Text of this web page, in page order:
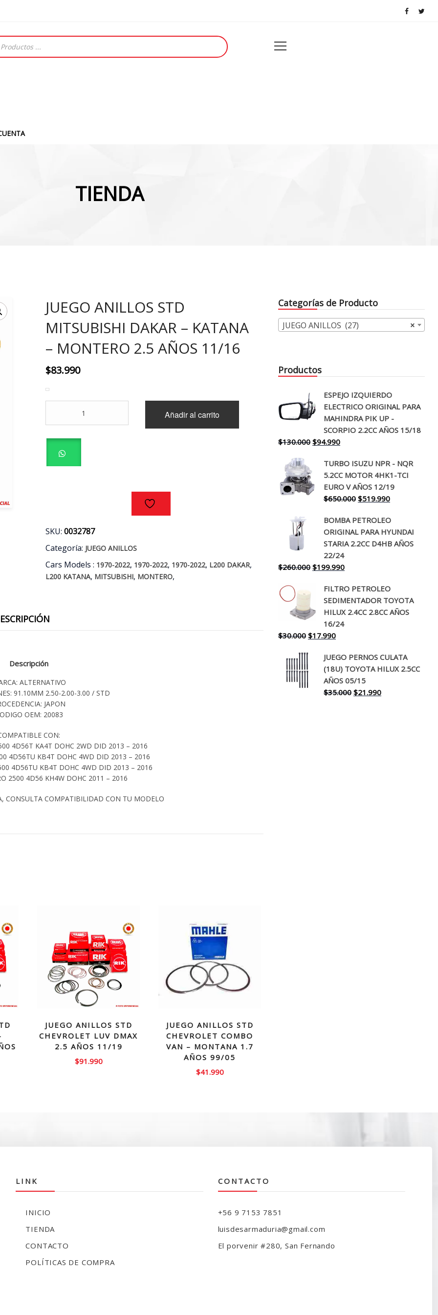
TIENDA
JUEGO ANILLOS STD
MITSUBISHI DAKAR – KATANA
– MONTERO 2.5 AÑOS 11/16
$83.990
STD
MITSUBISHI
KATANA
cantidad
Añadir al carrito
SKU:0032787
Categoría: JUEGO ANILLOS
Cars Models : 1970-2022, 1970-2022, 1970-2022, L200 DAKAR,
L200 KATANA, MITSUBISHI, MONTERO,
Descripción
ALTERNATIVO
91.10MM 2.50-2.00-3.00 / STD
JAPON
OEM: 20083
CON:
4D56T KA4T DOHC 2WD DID 2013 – 2016
4D56TU KB4T DOHC 4WD DID 2013 – 2016
4D56TU KB4T DOHC 4WD DID 2013 – 2016
2500 4D56 KH4W DOHC 2011 – 2016
CONSULTA COMPATIBILIDAD CON TU MODELO
JUEGO ANILLOS STD
CHEVROLET LUV DMAX
2.5 AÑOS 11/19
$91.990
JUEGO ANILLOS STD
CHEVROLET COMBO
VAN – MONTANA 1.7
AÑOS 99/05
$41.990
Categorías de Producto
×
JUEGO ANILLOS (27)
Productos
ESPEJO IZQUIERDO
ELECTRICO ORIGINAL PARA
MAHINDRA PIK UP -
SCORPIO 2.2CC AÑOS 15/18
$130.000 El
original
era:
$130.000.
$94.990El
actual
es:
$94.990.
TURBO ISUZU NPR - NQR
5.2CC MOTOR 4HK1-TCI
EURO V AÑOS 12/19
$650.000 El
original
era:
$650.000.
$519.990El
actual
es:
$519.990.
BOMBA PETROLEO
ORIGINAL PARA HYUNDAI
STARIA 2.2CC D4HB AÑOS
22/24
$260.000 El
original
era:
$260.000.
$199.990El
actual
es:
$199.990.
FILTRO PETROLEO
SEDIMENTADOR TOYOTA
HILUX 2.4CC 2.8CC AÑOS
16/24
$30.000 El
original
era:
$30.000.
$17.990El
actual
es:
$17.990.
JUEGO PERNOS CULATA
(18U) TOYOTA HILUX 2.5CC
AÑOS 05/15
$35.000 El
$21.990El
LINK
INICIO
TIENDA
CONTACTO
POLÍTICAS DE COMPRA
CONTACTO
+56 9 7153 7851
luisdesarmaduria@gmail.com
El porvenir #280, San Fernando